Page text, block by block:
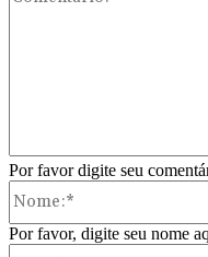
Por favor digite seu
Por favor, digite seu nome